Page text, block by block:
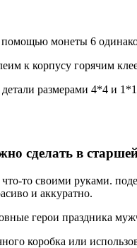
помощью монеты 6
к корпусу горячим
размерами 4*4 и
сделать в
то своими руками.
и аккуратно.
герои праздника
коробка или